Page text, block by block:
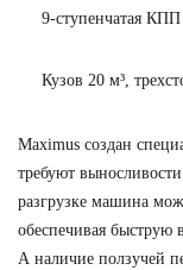
9-ступенчатая КПП
Кузов 20 м³,
Maximus создан
требуют
разгрузке машина
обеспечивая быструю
А наличие ползучей